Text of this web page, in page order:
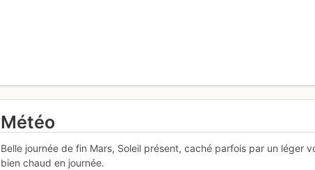
Météo
Belle journée de fin Mars, Soleil présent, caché parfois par un léger
bien chaud en journée.